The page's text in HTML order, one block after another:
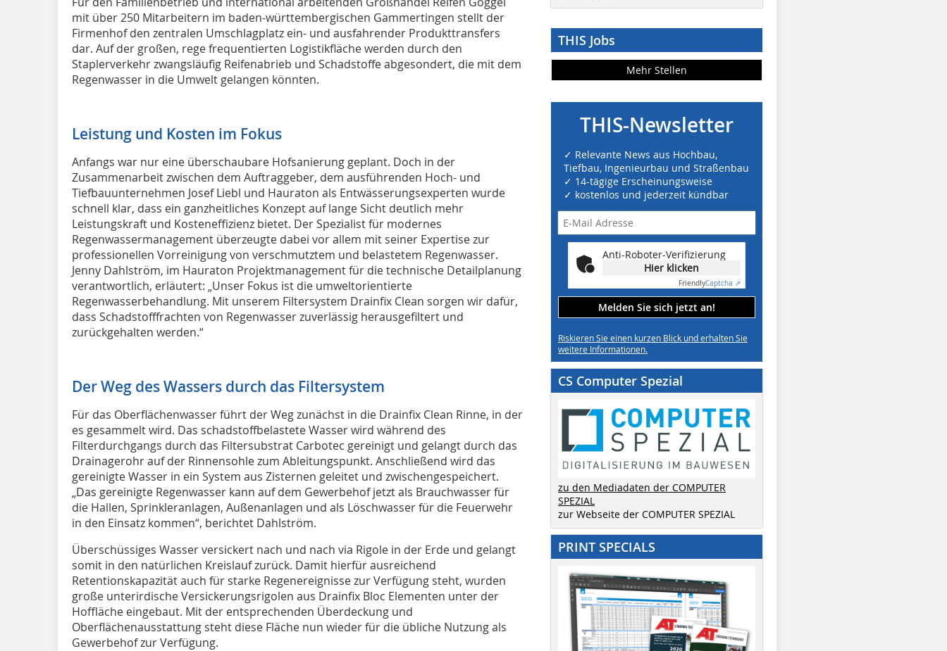
mit über 250 Mitarbeitern im baden-württembergischen Gammertingen stellt der
Firmenhof den zentralen Umschlagplatz ein- und ausfahrender Produkttransfers
dar. Auf der großen, rege frequentierten Logistikfläche werden durch den
Staplerverkehr zwangsläufig Reifenabrieb und Schadstoffe abgesondert, die mit dem
Regenwasser in die Umwelt gelangen könnten.
Leistung und Kosten im Fokus
Anfangs war nur eine überschaubare Hofsanierung geplant. Doch in der
Zusammenarbeit zwischen dem Auftraggeber, dem ausführenden Hoch- und
Tiefbauunternehmen Josef Liebl und Hauraton als Entwässerungsexperten wurde
schnell klar, dass ein ganzheitliches Konzept auf lange Sicht deutlich mehr
Leistungskraft und Kosteneffizienz bietet. Der Spezialist für modernes
Regenwassermanagement überzeugte dabei vor allem mit seiner Expertise zur
professionellen Vorreinigung von verschmutztem und belastetem Regenwasser.
Jenny Dahlström, im Hauraton Projektmanagement für die technische Detailplanung
verantwortlich, erläutert: „Unser Fokus ist die umweltorientierte
Regenwasserbehandlung. Mit unserem Filtersystem Drainfix Clean sorgen wir dafür,
dass Schadstofffrachten von Regenwasser zuverlässig herausgefiltert und
zurückgehalten werden.“
Der Weg des Wassers durch das Filtersystem
Für das Oberflächenwasser führt der Weg zunächst in die Drainfix Clean Rinne, in der
es gesammelt wird. Das schadstoffbelastete Wasser wird während des
Filterdurchgangs durch das Filtersubstrat Carbotec gereinigt und gelangt durch das
Drainagerohr auf der Rinnensohle zum Ableitungspunkt. Anschließend wird das
gereinigte Wasser in ein System aus Zisternen geleitet und zwischengespeichert.
„Das gereinigte Regenwasser kann auf dem Gewerbehof jetzt als Brauchwasser für
die Hallen, Sprinkleranlagen, Außenanlagen und als Löschwasser für die Feuerwehr
in den Einsatz kommen“, berichtet Dahlström.
Überschüssiges Wasser versickert nach und nach via Rigole in der Erde und gelangt
somit in den natürlichen Kreislauf zurück. Damit hierfür ausreichend
Retentionskapazität auch für starke Regenereignisse zur Verfügung steht, wurden
große unterirdische Versickerungsrigolen aus Drainfix Bloc Elementen unter der
Hoffläche eingebaut. Mit der entsprechenden Überdeckung und
Oberflächenausstattung steht diese Fläche nun wieder für die übliche Nutzung als
Gewerbehof zur Verfügung.
THIS Jobs
Mehr Stellen
THIS-Newsletter
✓ Relevante News aus Hochbau,
Tiefbau, Ingenieurbau und Straßenbau
✓ 14-tägige Erscheinungsweise
✓ kostenlos und jederzeit kündbar
Anti-Roboter-Verifizierung
Hier klicken
FriendlyCaptcha ⇗
Melden Sie sich jetzt an!
Riskieren Sie einen kurzen Blick und erhalten Sie
weitere Informationen.
CS Computer Spezial
zu den Mediadaten der COMPUTER
SPEZIAL
zur Webseite der COMPUTER SPEZIAL
PRINT SPECIALS